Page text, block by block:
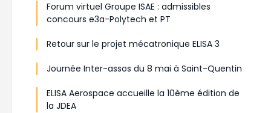
Forum virtuel Groupe ISAE : admissibles
concours e3a-Polytech et PT
Retour sur le projet mécatronique ELISA 3
Journée Inter-assos du 8 mai à Saint-Quentin
ELISA Aerospace accueille la 10ème édition de
la JDEA